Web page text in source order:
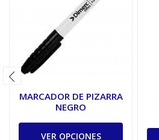
MARCADOR DE PIZARRA
NEGRO
VER OPCIONES